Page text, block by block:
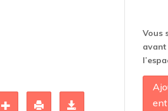
Vous